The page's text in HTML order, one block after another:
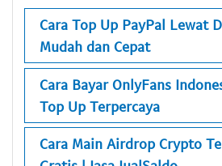
Cara Top Up PayPal Lewat
Mudah dan Cepat
Cara Bayar OnlyFans
Top Up Terpercaya
Cara Main Airdrop Crypto